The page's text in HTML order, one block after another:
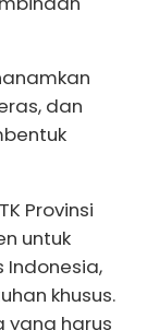
dan
Provinsi
untuk
Indonesia,
khusus.
harus